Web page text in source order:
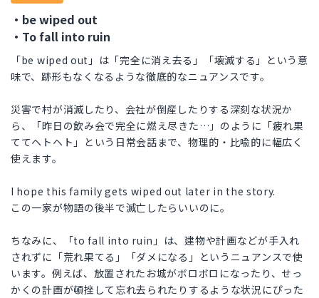
・be wiped out
・To fall into ruin
「be wiped out」は「完全に消え去る」「壊滅する」という意
味で、跡形もなくなるような徹底的なニュアンスです。
災害で村が消滅したり、会社が倒産したりする深刻な状況か
ら、「昨日の飲み会で完全に燃え尽きた…」のように「疲れ果
ててヘトヘト」という日常会話まで、物理的・比喩的に幅広く
使えます。
I hope this family gets wiped out later in the story.
この一家が物語の後半で滅亡したらいいのに。
ちなみに、「to fall into ruin」は、建物や計画などが手入れ
されずに「荒れ果てる」「ダメになる」というニュアンスで使
います。例えば、放置されたお城がボロボロになったり、せっ
かくの計画が頓挫して忘れ去られたりするような状況にぴった